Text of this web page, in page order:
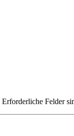
Erforderliche Felder